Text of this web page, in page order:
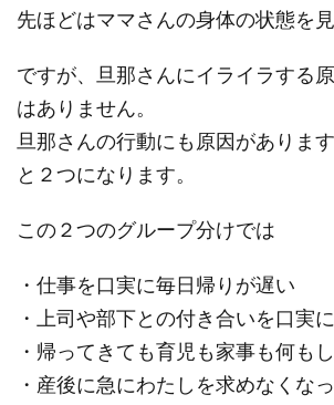
先ほどはママさんの身体の状態を見
ですが、旦那さんにイライラする
はありません。
旦那さんの行動にも原因がありま
と２つになります。
この２つのグループ分けでは
・仕事を口実に毎日帰りが遅い
・上司や部下との付き合いを口実
・帰ってきても育児も家事も何も
・産後に急にわたしを求めなくな